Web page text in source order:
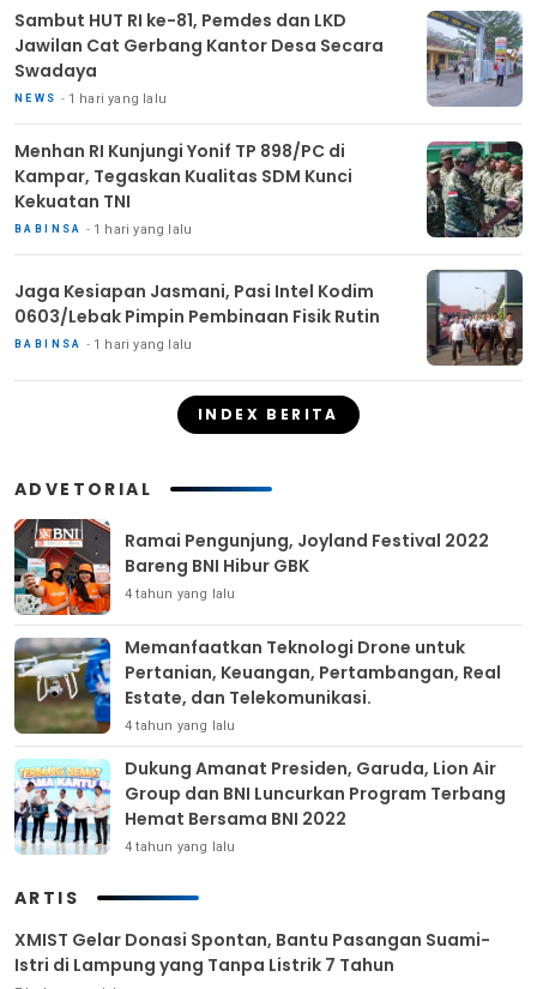
Sambut HUT RI ke-81, Pemdes dan LKD
Jawilan Cat Gerbang Kantor Desa Secara
Swadaya
NEWS 1 hari yang lalu
Menhan RI Kunjungi Yonif TP 898/PC di
Kampar, Tegaskan Kualitas SDM Kunci
Kekuatan TNI
BABINSA 1 hari yang lalu
Jaga Kesiapan Jasmani, Pasi Intel Kodim
0603/Lebak Pimpin Pembinaan Fisik Rutin
BABINSA 1 hari yang lalu
INDEX BERITA
ADVETORIAL
Ramai Pengunjung, Joyland Festival 2022
Bareng BNI Hibur GBK
4 tahun yang lalu
Memanfaatkan Teknologi Drone untuk
Pertanian, Keuangan, Pertambangan, Real
Estate, dan Telekomunikasi.
4 tahun yang lalu
Dukung Amanat Presiden, Garuda, Lion Air
Group dan BNI Luncurkan Program Terbang
Hemat Bersama BNI 2022
4 tahun yang lalu
ARTIS
XMIST Gelar Donasi Spontan, Bantu Pasangan Suami-
Istri di Lampung yang Tanpa Listrik 7 Tahun